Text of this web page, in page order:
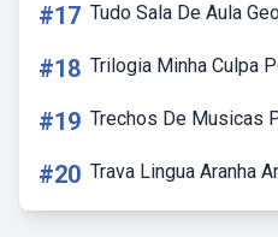
#17 Tudo Sala De Aula
#18 Trilogia Minha Culpa
#19 Trechos De Musicas
#20 Trava Lingua Aranha